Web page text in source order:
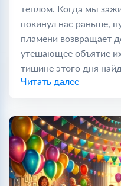
теплом. Когда мы
покинул нас раньше,
пламени возвращает
утешающее объятие
тишине этого дня
Читать далее